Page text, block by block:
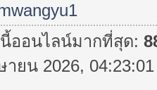
ออนไลน์มากที่สุด:
ายน 2026,